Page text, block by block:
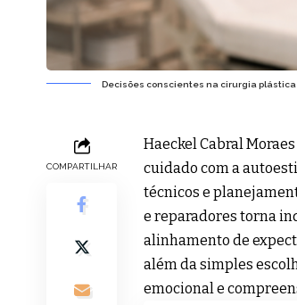
Decisões conscientes na cirurgia
COMPARTILHAR
Haeckel Cabral
cuidado com a
técnicos e
e reparadores torna
alinhamento de
além da simples
emocional e